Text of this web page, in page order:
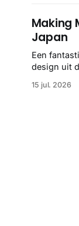
Making
Japan
Een
design uit
maar het
15 jul. 2026